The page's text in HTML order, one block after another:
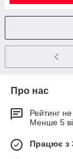
Про нас
Рейтинг
Менше 5
Працює з